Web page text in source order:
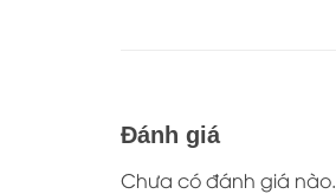
Đánh giá
Chưa có đánh giá nào.